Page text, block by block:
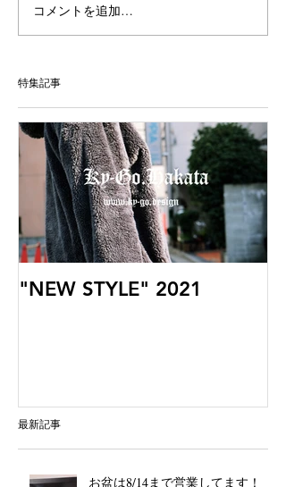
コメントを追加…
特集記事
"NEW STYLE" 2021
最新記事
お盆は8/14まで営業してます！